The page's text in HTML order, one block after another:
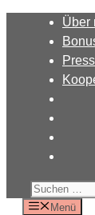
springen
Über
Suchen
nach:Menü